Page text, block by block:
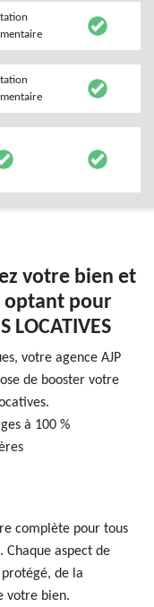
votre bien et
optant pour
LOCATIVES
votre agence AJP
de booster votre
à 100 %
complète pour tous
Chaque aspect de
de la
votre bien.